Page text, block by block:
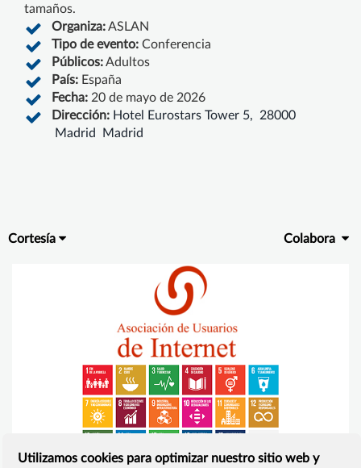
tamaños.
Organiza:ASLAN
Tipo de evento: Conferencia
Públicos:Adultos
País: España
Fecha: 20 de mayo de 2026
Dirección: Hotel Eurostars Tower 5, 28000
Madrid Madrid
Cortesía Colabora
Utilizamos cookies para optimizar nuestro sitio web y